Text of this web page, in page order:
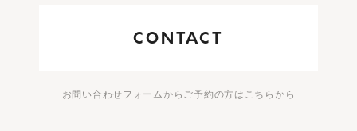
CONTACT
お問い合わせフォームからご予約の方はこちらから